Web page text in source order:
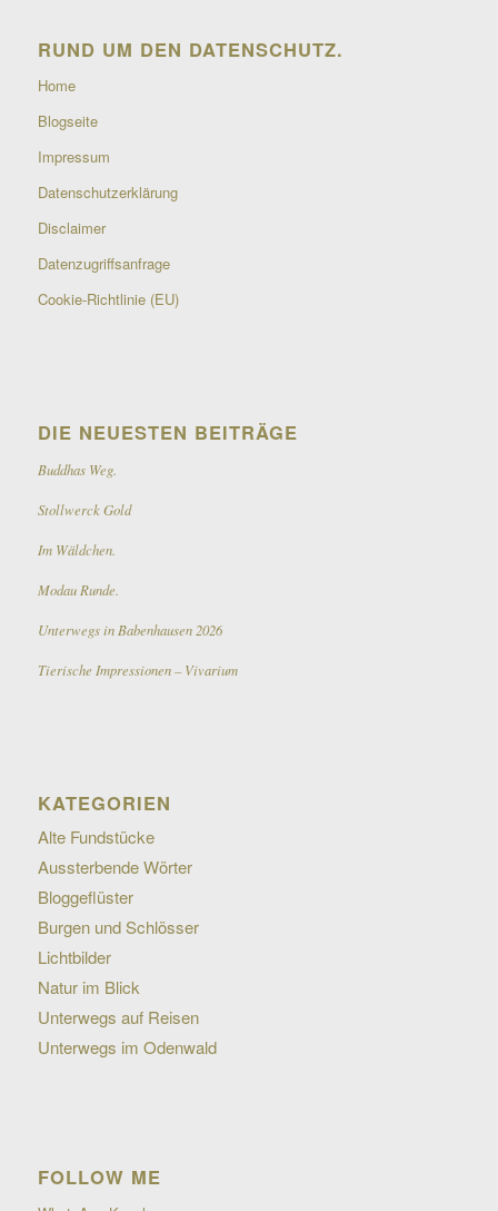
RUND UM DEN DATENSCHUTZ.
Home
Blogseite
Impressum
Datenschutzerklärung
Disclaimer
Datenzugriffsanfrage
Cookie-Richtlinie (EU)
DIE NEUESTEN BEITRÄGE
Buddhas Weg.
Stollwerck Gold
Im Wäldchen.
Modau Runde.
Unterwegs in Babenhausen 2026
Tierische Impressionen – Vivarium
KATEGORIEN
Alte Fundstücke
Aussterbende Wörter
Bloggeflüster
Burgen und Schlösser
Lichtbilder
Natur im Blick
Unterwegs auf Reisen
Unterwegs im Odenwald
FOLLOW ME